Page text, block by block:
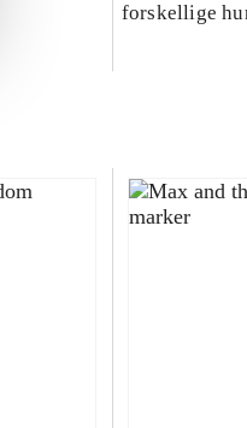
forskellige